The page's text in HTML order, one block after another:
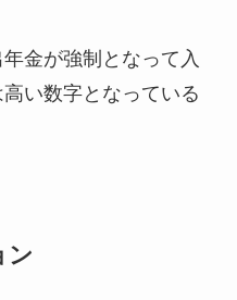
金が強制となって入
い数字となっている
ン